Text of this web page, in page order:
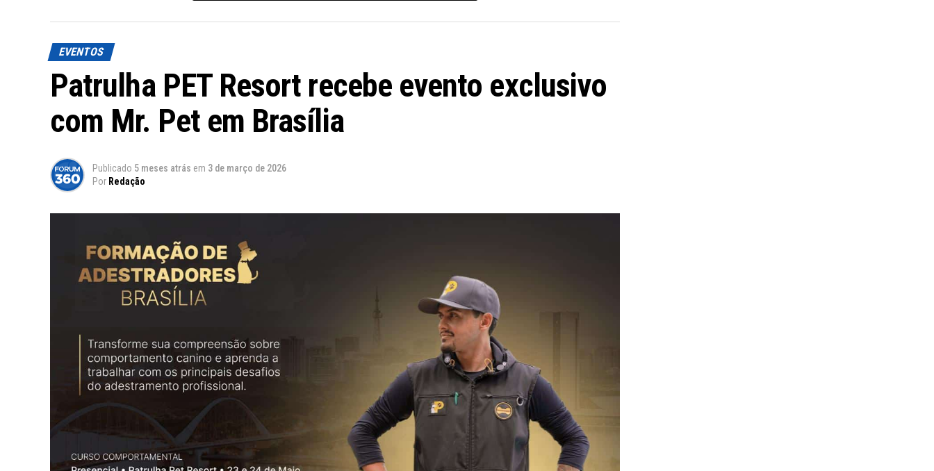
O problema que ninguém quer admitir
A apresentação de Leo Huan, fundador e CEO da Dealism, começou de forma direta: os dados
sobre como as empresas brasileiras perdem dinheiro todos os dias por falta de agilidade no
atendimento são brutais.
5h+ por dia gastas em follow-ups manuais
60% dos leads perdidos por falta de acompanhamento
São números que qualquer dono de negócio digital reconhece — o WhatsApp virou o
principal canal de vendas do Brasil, mas a operação por trás dele ainda é artesanal. A equipe
não escala, o atendimento é inconsistente, o treinamento é caro e lento, e a gestão consome
“O trabalho repetitivo deve ficar com o Agente. A
confiança, o julgamento e a criatividade voltam
para as pessoas.”
— Leo Huan, Fundador e CEO da
Dealism
EVENTOS
Patrulha PET Resort recebe evento exclusivo
com Mr. Pet em Brasília
Publicado 5 meses atrás em 3 de março de 2026
Por Redação